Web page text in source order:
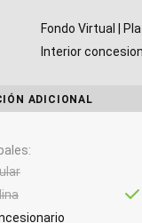
Fondo Virtual |
Interior
ADICIONAL